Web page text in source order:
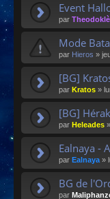
Event
par
Mode
par Hieros »
[BG]
par Kratos »
[BG]
par Heleades »
Ealnaya -
par Ealnaya»
BG de
par